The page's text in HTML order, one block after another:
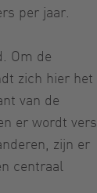
per jaar.
Om de
zich hier het
van de
er wordt vers
zijn er
centraal